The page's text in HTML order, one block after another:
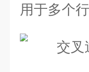
用于多个